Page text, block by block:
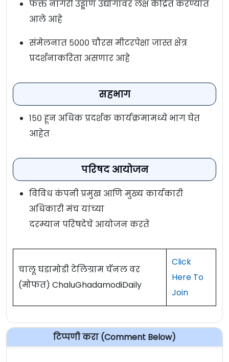
फक्त नागरी उड्डाण उद्योगावर लक्ष केंद्रित करण्यात
आले आहे
संमेलनात ५००० चौरस मीटरपेक्षा जास्त क्षेत्र
प्रदर्शनाकरिता असणार आहे
सहभाग
१५० हून अधिक प्रदर्शक कार्यक्रमामध्ये भाग घेत
आहेत
परिषद आयोजन
विविध कंपनी प्रमुख आणि मुख्य कार्यकारी
अधिकारी मंच यांच्या
दरम्यान परिषदेचे आयोजन करते
चालू घडामोडी टेलिग्राम चॅनल वर
(मोफत) ChaluGhadamodiDaily
Click
Here To
Join
टिप्पणी करा (Comment Below)